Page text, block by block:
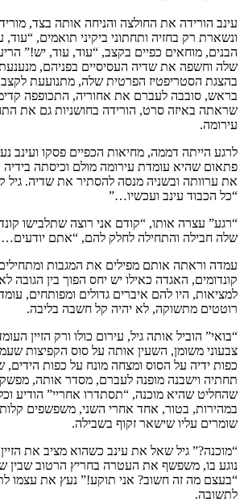
עינב הורידה את החולצה והניחה אותה בצד,
ונשארת רק בחזיה ותחתוני ביקיני תואמים, “עוד,
הבנים, מוחאים כפיים בקצב, “עוד, עוד, יש!”
שלה וחשפה את שדיה העסיסיים בפניהם,
בהצגת הסטריפטיז הפרטית שלה, מתנועעת
בראש, סובבה לעברם את אחוריה, התכופפה
שראתה באיזה סרט, הורידה בחושניות גם את
עירומה.
לרגע הייתה דממה, מחיאות הכפיים פסקו ועינב
פתאום שהיא עומדת עירומה מולם וכיסתה
את ערוותה ובשניה מנסה להסתיר את שדיה. גיל
“כל הכבוד עינב ועכשיו…”
“רגע” עצרה אותו, “קודם אני רוצה שתלבישו
שלה חבילה והתחילה לחלק להם, “אתם יודעים…
עמדה וראתה אותם מפילים את המגבות
קונדומים, האגדה כאילו יש יחס הפוך בין הגובה
למציאות, היו להם איברים גדולים ומפותחים,
רוטטים מתשוקה, לא יהיה קל חשבה בליבה.
“בואי” הוביל אותה גיל, עירום כולו ורק הזיין
צבעוני משומן, השעין אותה על סוס הקפיצות
כפות ידיה על הסוס ומצחה מונח על כפות הידים,
תחתיה וישבנה מופנה לעברם, מסדר אותה, מפשק
שהחליט שהיא מוכנה, “תסתדרו אחריי” הודיע
במהירות, בטור, אחד אחרי השני, משפשפים
שומרים עליו שישאר זקוף בשבילה.
“מוכנה?” גיל שאל את עינב כשהוא מציב את
נוגע בו, משפשף את העטרה בחריץ הרטוב שבין
“בעצם מה זה חשוב? אני תוקע!” נעץ את עצמו
לתשובה.